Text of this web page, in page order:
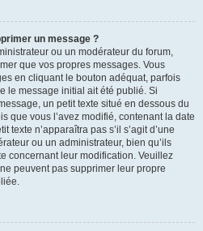
un message ?
ou un modérateur du forum,
que vos propres messages. Vous
en cliquant le bouton adéquat, parfois
le message initial ait été publié. Si
un petit texte situé en dessous du
que vous l’avez modifié, contenant la date
texte n’apparaîtra pas s’il s’agit d’une
ou un administrateur, bien qu’ils
concernant leur modification. Veuillez
peuvent pas supprimer leur propre